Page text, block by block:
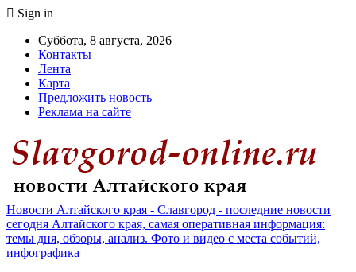
Sign in
Суббота, 8 августа, 2026
Контакты
Лента
Карта
Предложить новость
Реклама на сайте
Новости Алтайского края - Славгород - последние новости
сегодня Алтайского края, самая оперативная информация:
темы дня, обзоры, анализ. Фото и видео с места событий,
инфографика